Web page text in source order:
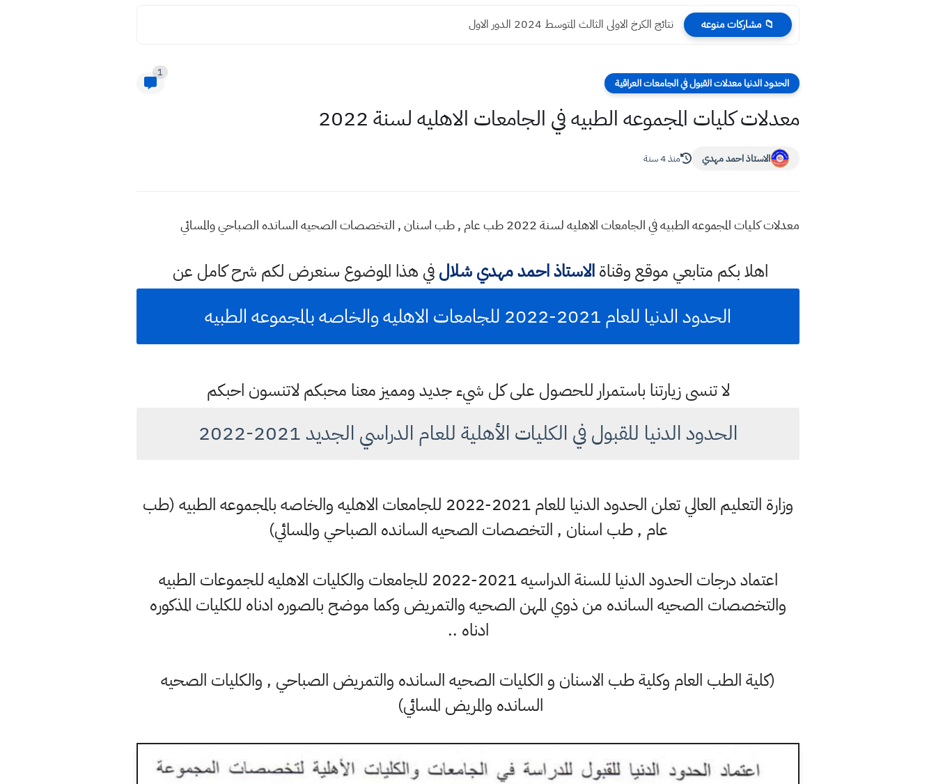
📁 مشاركات منوعه نتائج الكرخ الاولى الثالث المتوسط 2024 الدور الاول
الحدود الدنيا معدلات القبول في الجامعات العراقية
1
معدلات كليات المجموعه الطبيه في الجامعات الاهليه لسنة 2022
الاستاذ احمد مهدي منذ 4 سنة
معدلات كليات المجموعه الطبيه في الجامعات الاهليه لسنة 2022 طب عام , طب اسنان , التخصصات الصحيه السانده الصباحي والمسائي
اهلا بكم متابعي موقع وقناةالاستاذ احمد مهدي شلالفي هذا الموضوع سنعرض لكم شرح كامل عن
الحدود الدنيا للعام 2021-2022 للجامعات الاهليه والخاصه بالمجموعه الطبيه
لا تنسى زيارتنا باستمرار للحصول على كل شيء جديد ومميز معنا محبكم لاتنسون احبكم
الحدود الدنيا للقبول في الكليات الأهلية للعام الدراسي الجديد 2021-2022
وزارة التعليم العالي تعلن الحدود الدنيا للعام 2021-2022 للجامعات الاهليه والخاصه بالمجموعه الطبيه (طب
عام , طب اسنان , التخصصات الصحيه السانده الصباحي والمسائي)
اعتماد درجات الحدود الدنيا للسنة الدراسيه 2021-2022 للجامعات والكليات الاهليه للجموعات الطبيه
والتخصصات الصحيه السانده من ذوي المهن الصحيه والتمريض وكما موضح بالصوره ادناه للكليات المذكوره
ادناه ..
(كلية الطب العام وكلية طب الاسنان و الكليات الصحيه السانده والتمريض الصباحي , والكليات الصحيه
السانده والمريض المسائي)